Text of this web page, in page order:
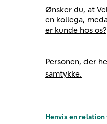
Ønsker du, at
en kollega,
er kunde hos os?
Personen, der
samtykke.
Henvis en